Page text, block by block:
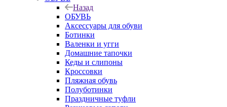
Назад
ОБУВЬ
Аксессуары для обуви
Ботинки
Валенки и угги
Домашние тапочки
Кеды и слипоны
Кроссовки
Пляжная обувь
Полуботинки
Праздничные туфли